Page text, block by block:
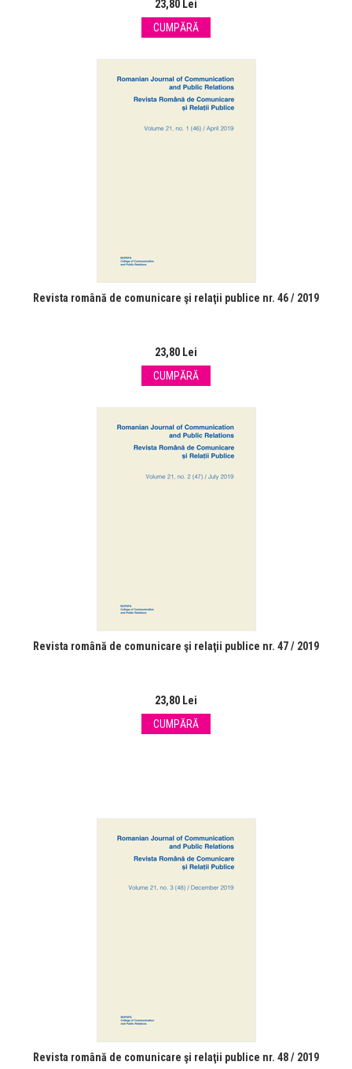
23,80 Lei
CUMPĂRĂ
Revista română de comunicare şi relaţii publice nr. 46 / 2019
23,80 Lei
CUMPĂRĂ
Revista română de comunicare şi relaţii publice nr. 47 / 2019
23,80 Lei
CUMPĂRĂ
Revista română de comunicare şi relaţii publice nr. 48 / 2019